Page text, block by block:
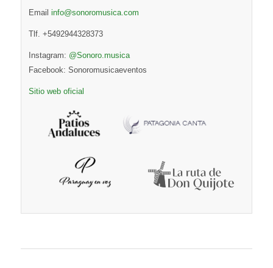
Email info@sonoromusica.com
Tlf. +5492944328373
Instagram: @Sonoro.musica
Facebook: Sonoromusicaeventos
Sitio web oficial